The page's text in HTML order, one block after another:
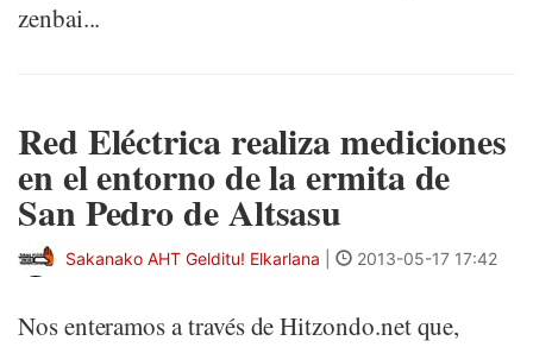
zenbai...
Red Eléctrica realiza mediciones
en el entorno de la ermita de
San Pedro de Altsasu
Sakanako AHT Gelditu! Elkarlana 2013-05-17 17:42
Nos enteramos a través de Hitzondo.net que,